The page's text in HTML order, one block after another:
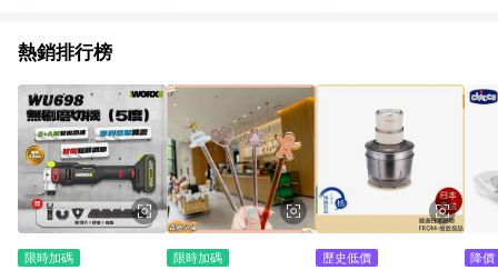
熱銷排行榜
限時加碼 限時加碼 歷史低價 降價